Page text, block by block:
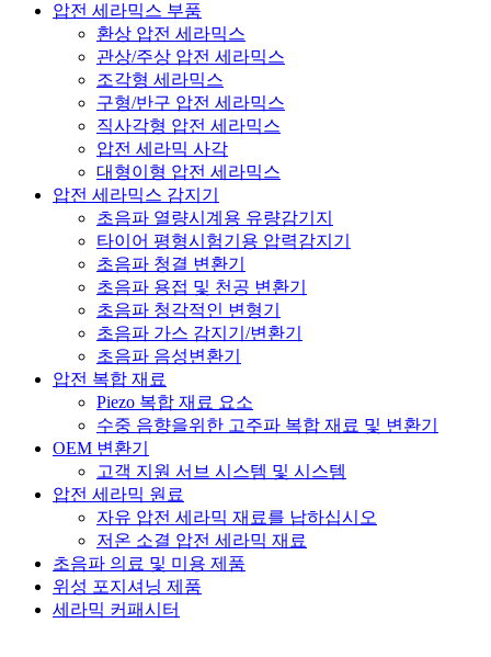
압전 세라믹스 부품
환상 압전 세라믹스
관상/주상 압전 세라믹스
조각형 세라믹스
구형/반구 압전 세라믹스
직사각형 압전 세라믹스
압전 세라믹 사각
대형이형 압전 세라믹스
압전 세라믹스 감지기
초음파 열량시계용 유량감기지
타이어 평형시험기용 압력감지기
초음파 청결 변환기
초음파 용접 및 천공 변환기
초음파 청각적인 변형기
초음파 가스 감지기/변환기
초음파 음성변환기
압전 복합 재료
Piezo 복합 재료 요소
수중 음향을위한 고주파 복합 재료 및 변환기
OEM 변환기
고객 지원 서브 시스템 및 시스템
압전 세라믹 원료
자유 압전 세라믹 재료를 납하십시오
저온 소결 압전 세라믹 재료
초음파 의료 및 미용 제품
위성 포지셔닝 제품
세라믹 커패시터